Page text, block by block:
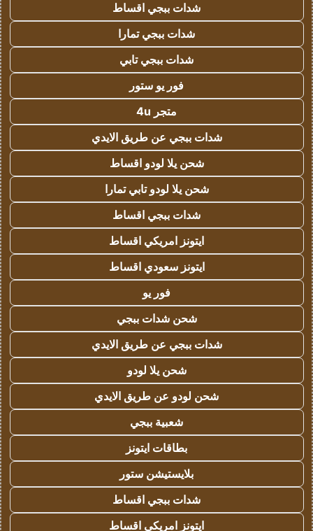
شدات ببجي اقساط
شدات ببجي تمارا
شدات ببجي تابي
فور يو ستور
متجر 4u
شدات ببجي عن طريق الايدي
شحن يلا لودو اقساط
شحن يلا لودو تابي تمارا
شدات ببجي اقساط
ايتونز امريكي اقساط
ايتونز سعودي اقساط
فور يو
شحن شدات ببجي
شدات ببجي عن طريق الايدي
شحن يلا لودو
شحن لودو عن طريق الايدي
شعبية ببجي
بطاقات ايتونز
بلايستيشن ستور
شدات ببجي اقساط
ايتونز امريكي اقساط